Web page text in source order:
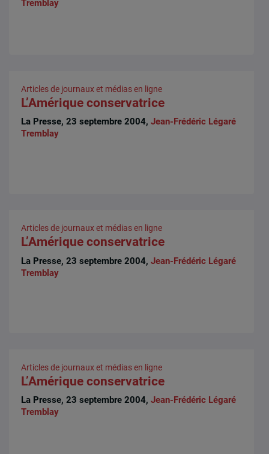
Tremblay
Articles de journaux et médias en ligne
L’Amérique conservatrice
La Presse, 23 septembre 2004,Jean-Frédéric Légaré
Tremblay
Articles de journaux et médias en ligne
L’Amérique conservatrice
La Presse, 23 septembre 2004,Jean-Frédéric Légaré
Tremblay
Articles de journaux et médias en ligne
L’Amérique conservatrice
La Presse, 23 septembre 2004,Jean-Frédéric Légaré
Tremblay